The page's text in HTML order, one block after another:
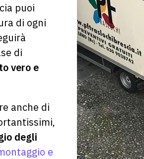
puoi
di ogni
di
vero e
anche di
degli
e